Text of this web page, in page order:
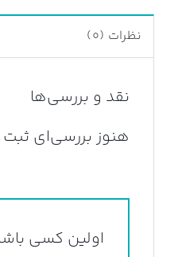
نظرات (0)
نقد و بررسی‌ها
هنوز بررسی‌ای
اولین کسی